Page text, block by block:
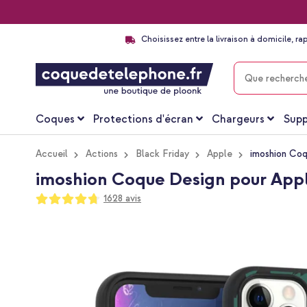
Choisissez entre la livraison à domicile,
CHERCHER
Coques Protections d'écran Chargeurs
Accueil Actions Black Friday Apple imoshion
imoshion Coque Design pour
Notation:
94
100
1628 avis